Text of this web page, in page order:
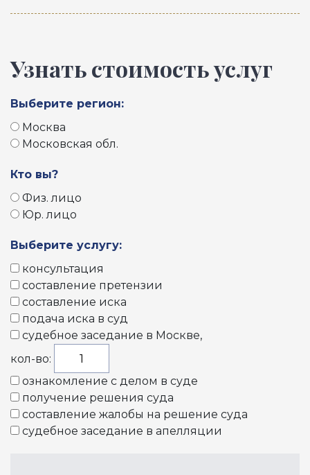
Узнать стоимость услуг
Выберите регион:
Москва
Московская обл.
Кто вы?
Физ. лицо
Юр. лицо
Выберите услугу:
консультация
составление претензии
составление иска
подача иска в суд
судебное заседание в Москве,
кол-во:
ознакомление с делом в суде
получение решения суда
составление жалобы на решение суда
судебное заседание в апелляции